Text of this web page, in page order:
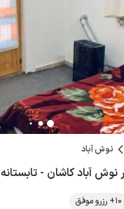
نوش آباد
نوش آباد کاشان - تابستانه
10+ رزرو موفق